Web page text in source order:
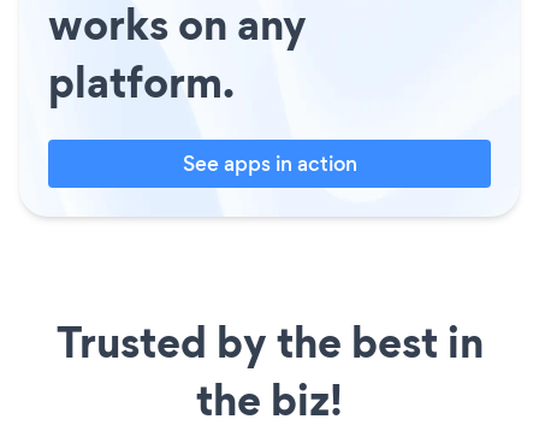
works on any
platform.
See apps in action
Trusted by the best in
the biz!